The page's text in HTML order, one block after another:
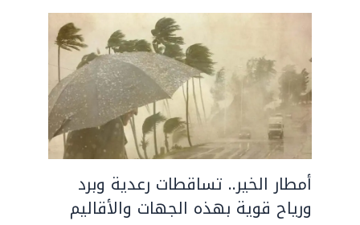
أمطار الخير.. تساقطات رعدية وبرد
ورياح قوية بهذه الجهات والأقاليم